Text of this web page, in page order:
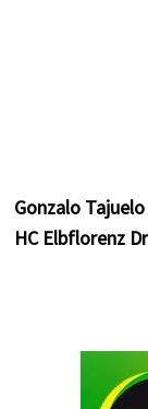
Gonzalo
HC Elbflorenz